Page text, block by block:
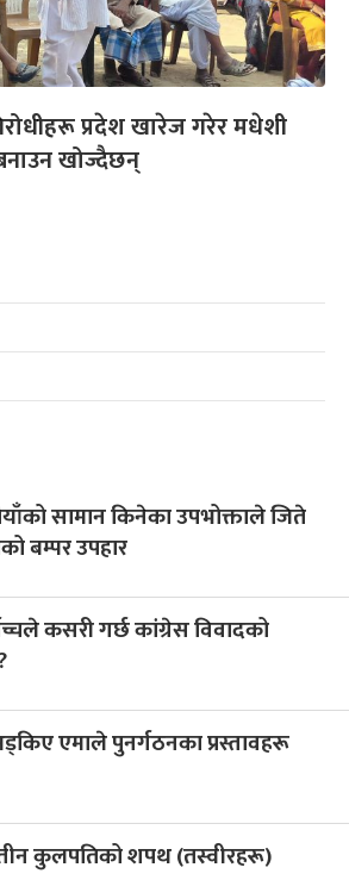
प्रदेश खारेज गरेर मधेशी
खोज्दैछन्
सामान किनेका उपभोक्ताले जिते
बम्पर उपहार
कसरी गर्छ कांग्रेस विवादको
एमाले पुनर्गठनका प्रस्तावहरू
तीन कुलपतिको शपथ (तस्वीरहरू)